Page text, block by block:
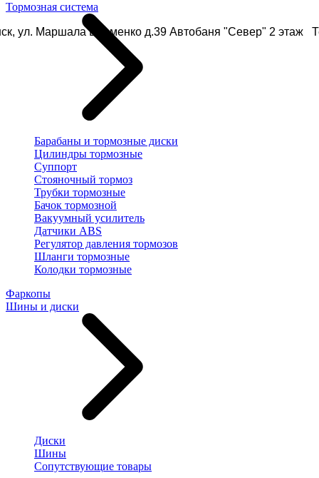
ул. Маршала Еременко д.39 Автобаня "Север" 2 этаж
Тормозная система
Барабаны и тормозные диски
Цилиндры тормозные
Суппорт
Стояночный тормоз
Трубки тормозные
Бачок тормозной
Вакуумный усилитель
Датчики ABS
Регулятор давления тормозов
Шланги тормозные
Колодки тормозные
Фаркопы
Шины и диски
Диски
Шины
Сопутствующие товары